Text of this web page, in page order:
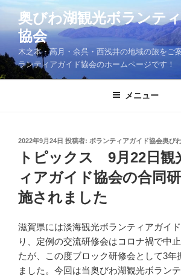
コ
テ
ン
ツ
へ
奥びわ湖観光ボランテ
協会
木之本・高月・余呉・西浅井の地域の旅をご
ランティアガイド協会のホームページです！
メニュー
投
稿
2022年9月24日 投稿者: ボランティアガイド協会奥び
トピックス 9月22日観
ィアガイド協会の合同
施されました
滋賀県には淡海観光ボランティアガイ
り、定例の交流研修会はコロナ禍で中
たが、この度ブロック研修会として3年
ました。今回は当奥びわ湖観光ボラン